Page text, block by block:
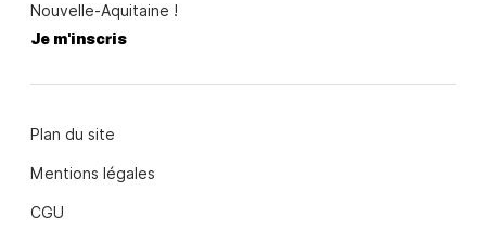
Nouvelle-Aquitaine !
Je m'inscris
Plan du site
Mentions légales
CGU